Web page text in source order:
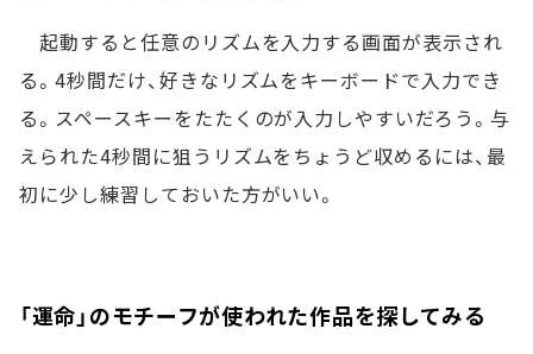
起動すると任意のリズムを入力する画面が表示され
る。4秒間だけ、好きなリズムをキーボードで入力でき
る。スペースキーをたたくのが入力しやすいだろう。与
えられた4秒間に狙うリズムをちょうど収めるには、最
初に少し練習しておいた方がいい。
「運命」のモチーフが使われた作品を探してみる